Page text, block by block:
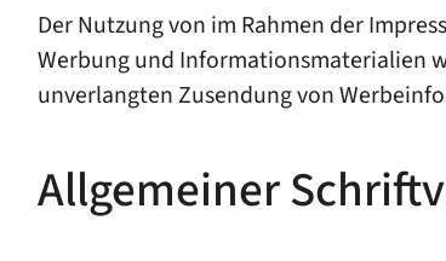
Der Nutzung von im Rahmen der
Werbung und Informationsmaterialien
unverlangten Zusendung von
Allgemeiner